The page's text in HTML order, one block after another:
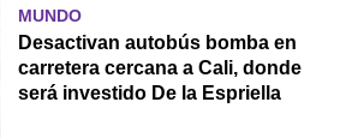
MUNDO
Desactivan autobús bomba en
carretera cercana a Cali, donde
será investido De la Espriella